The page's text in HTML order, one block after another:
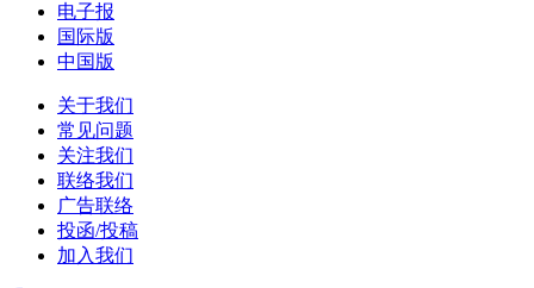
电子报
国际版
中国版
关于我们
常见问题
关注我们
联络我们
广告联络
投函/投稿
加入我们